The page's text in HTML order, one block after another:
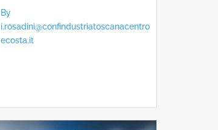
By
i.rosadini@confindustriatoscanacentro
ecosta.it